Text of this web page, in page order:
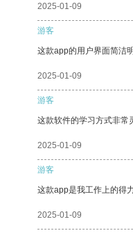
2025-01-09
游客
这款app的用户界面简洁
2025-01-09
游客
这款软件的学习方式非常
2025-01-09
游客
这款app是我工作上的得
2025-01-09